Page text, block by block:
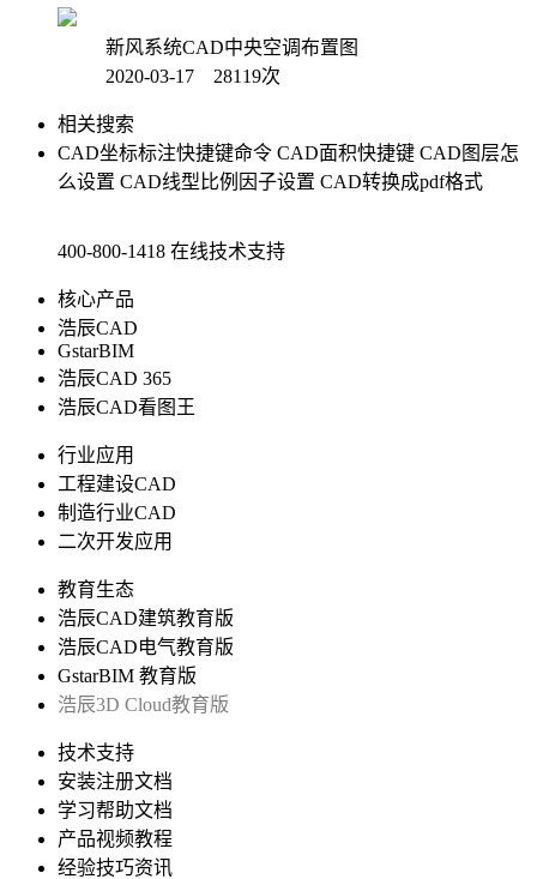
新风系统CAD中央空调布置图
2020-03-17 28119次
相关搜索
CAD坐标标注快捷键命令 CAD面积快捷键 CAD图层怎
么设置 CAD线型比例因子设置 CAD转换成pdf格式
400-800-1418 在线技术支持
核心产品
浩辰CAD
GstarBIM
浩辰CAD 365
浩辰CAD看图王
行业应用
工程建设CAD
制造行业CAD
二次开发应用
教育生态
浩辰CAD建筑教育版
浩辰CAD电气教育版
GstarBIM 教育版
浩辰3D Cloud教育版
技术支持
安装注册文档
学习帮助文档
产品视频教程
经验技巧资讯